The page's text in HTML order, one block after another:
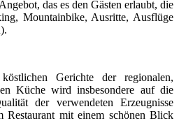
das es den Gästen erlaubt, die
Mountainbike, Ausritte, Ausflüge
Gerichte der regionalen,
Küche wird insbesondere auf die
der verwendeten Erzeugnisse
Restaurant mit einem schönen Blick